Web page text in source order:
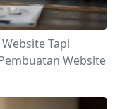
Tapi
Website